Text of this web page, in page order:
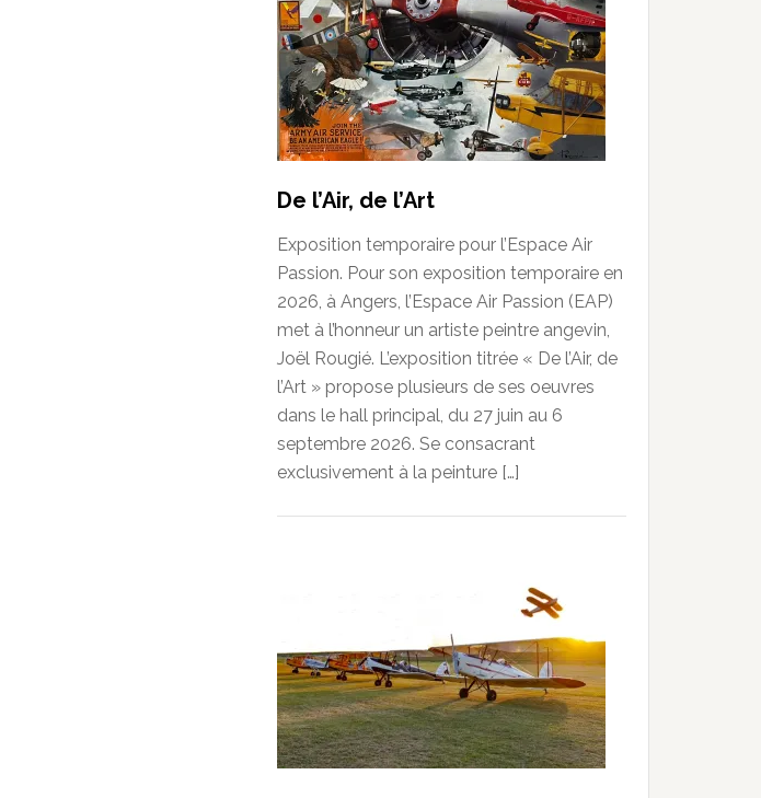
De l’Air, de l’Art
Exposition temporaire pour l’Espace Air
Passion. Pour son exposition temporaire en
2026, à Angers, l’Espace Air Passion (EAP)
met à l’honneur un artiste peintre angevin,
Joël Rougié. L’exposition titrée « De l’Air, de
l’Art » propose plusieurs de ses oeuvres
dans le hall principal, du 27 juin au 6
septembre 2026. Se consacrant
exclusivement à la peinture […]